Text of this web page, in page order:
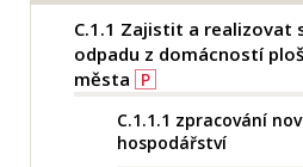
C.1.1 Zajistit a realizovat
odpadu z domácností
města P
C.1.1.1 zpracování
hospodářství